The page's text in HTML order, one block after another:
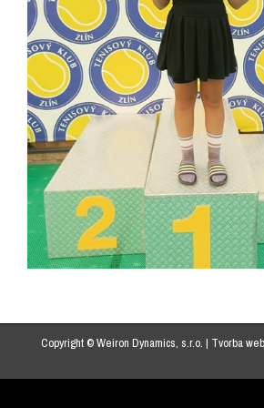
Copyright © Weiron Dynamics, s.r.o. | Tvorba